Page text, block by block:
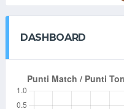
DASHBOARD